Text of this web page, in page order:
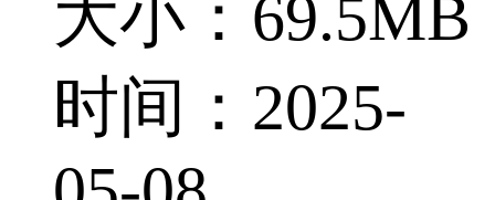
大小：69.5MB
时间：2025-